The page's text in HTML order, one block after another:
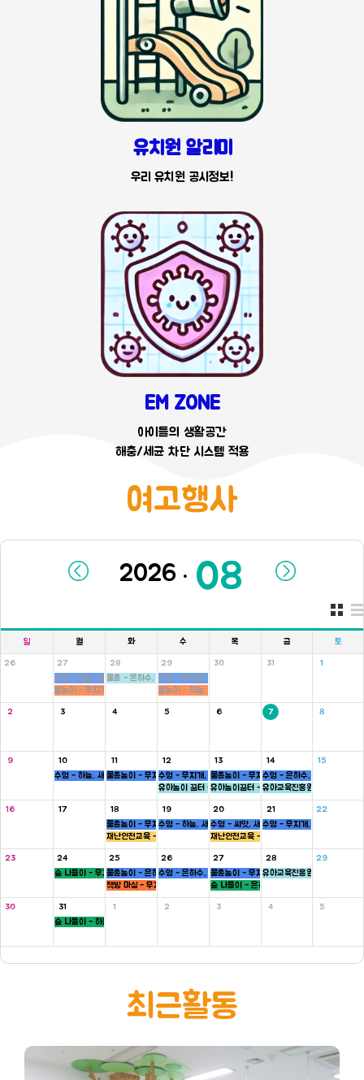
유치원 알리미
우리 유치원 공시정보!
EM ZONE
아이들의 생활공간
해충/세균 차단 시스템 적용
여고행사
.
일 월 화 수 목 금 토
26
27
수영 - 하늘, 새싹반
몸놀이 - 무지개, 씨앗반
28
물총 - 은하수, 새싹, 병아리반
29
수영 - 무지개, 씨앗반
몸놀이 - 하늘, 새싹반
30 31 1
2 3 4 5 6 7 8
9
10
수영 - 하늘, 새싹반
11
물총놀이 - 무지개, 새싹, 병아리반
12
수영 - 무지개, 씨앗반
유아놀이 꿈터 - 은하수, 하늘반
13
물총놀이 - 무지개, 씨앗, 하늘반
유아놀이꿈터 - 무지개반
14
수영 - 은하수, 병아리반
유아교육진흥원 - 씨앗반
15
16 17
18
물총놀이 - 무지개, 새싹, 병아리반
재난안전교육 - 5세
19
수영 - 하늘, 새싹반
20
수영 - 씨앗, 새싹반
재난안전교육 - 5세
21
수영 - 무지개, 씨앗반
22
23
24
숲 나들이 - 무지개, 씨앗반
25
물총놀이 - 은하수, 새싹, 병아리반
책방 마실 - 무지개 ,하늘반
26
수영 - 은하수, 병아리반
27
물총놀이 - 무지개, 씨앗, 하늘반
숲 나들이 - 은하수, 병아리반
28
유아교육진흥원 - 새싹반
29
30
31
숲 나들이 - 하늘, 새싹반
1 2 3 4 5
최근활동